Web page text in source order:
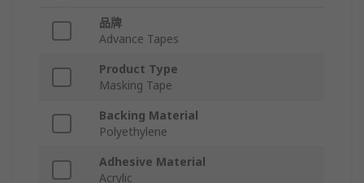
品牌
Advance Tapes
Product Type
Masking Tape
Backing Material
Polyethylene
Adhesive Material
Acrylic